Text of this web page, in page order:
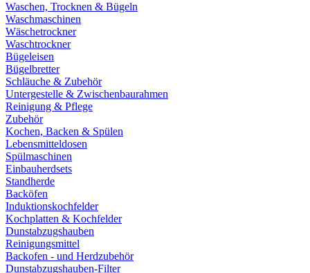
Waschen, Trocknen & Bügeln
Waschmaschinen
Wäschetrockner
Waschtrockner
Bügeleisen
Bügelbretter
Schläuche & Zubehör
Untergestelle & Zwischenbaurahmen
Reinigung & Pflege
Zubehör
Kochen, Backen & Spülen
Lebensmitteldosen
Spülmaschinen
Einbauherdsets
Standherde
Backöfen
Induktionskochfelder
Kochplatten & Kochfelder
Dunstabzugshauben
Reinigungsmittel
Backofen - und Herdzubehör
Dunstabzugshauben-Filter